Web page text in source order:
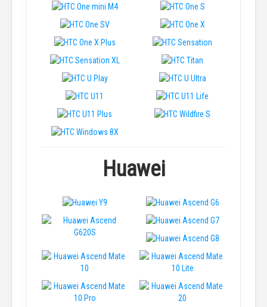
Huawei